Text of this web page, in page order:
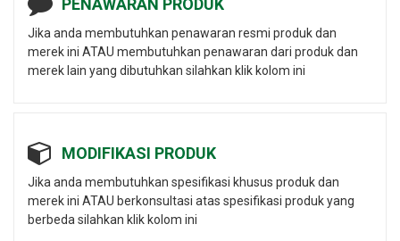
PENAWARAN PRODUK
Jika anda membutuhkan penawaran resmi produk dan
merek ini ATAU membutuhkan penawaran dari produk dan
merek lain yang dibutuhkan silahkan klik kolom ini
MODIFIKASI PRODUK
Jika anda membutuhkan spesifikasi khusus produk dan
merek ini ATAU berkonsultasi atas spesifikasi produk yang
berbeda silahkan klik kolom ini